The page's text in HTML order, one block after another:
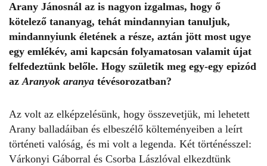
Arany Jánosnál az is nagyon izgalmas, hogy ő
kötelező tananyag, tehát mindannyian tanuljuk,
mindannyiunk életének a része, aztán jött most ugye
egy emlékév, ami kapcsán folyamatosan valamit újat
felfedeztünk belőle. Hogy születik meg egy-egy epizód
azAranyok aranya tévésorozatban?
Az volt az elképzelésünk, hogy összevetjük, mi lehetett
Arany balladáiban és elbeszélő költeményeiben a leírt
történeti valóság, és mi volt a legenda. Két történésszel:
Várkonyi Gáborral és Csorba Lászlóval elkezdtünk